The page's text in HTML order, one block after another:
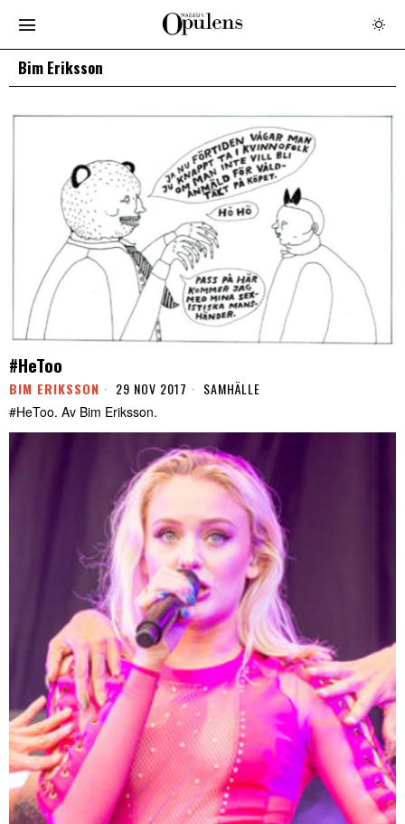
Bim Eriksson
#HeToo
BIM ERIKSSON 29 NOV 2017 SAMHÄLLE
#HeToo. Av Bim Eriksson.